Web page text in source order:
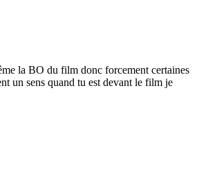
la BO du film donc forcement certaines
un sens quand tu est devant le film je